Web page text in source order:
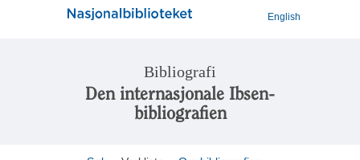
English
Bibliografi
Den internasjonale Ibsen-
bibliografien